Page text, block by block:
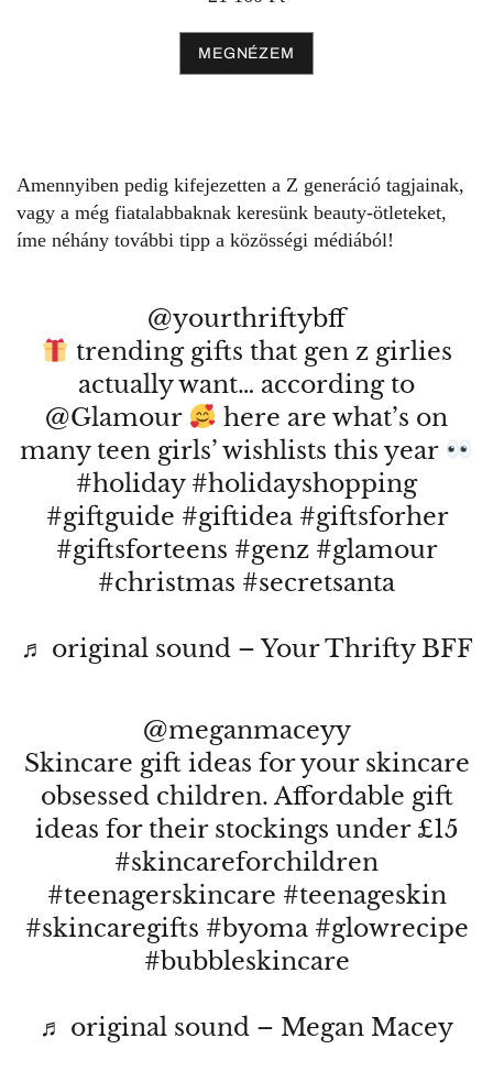
MEGNÉZEM
Amennyiben pedig kifejezetten a Z generáció tagjainak,
vagy a még fiatalabbaknak keresünk beauty-ötleteket,
íme néhány további tipp a közösségi médiából!
@yourthriftybff
trending gifts that gen z girlies
actually want… according to
@Glamour
here are what’s on
many teen girls’ wishlists this year
#holiday #holidayshopping
#giftguide #giftidea #giftsforher
#giftsforteens #genz #glamour
#christmas #secretsanta
♬ original sound – Your Thrifty BFF
@meganmaceyy
Skincare gift ideas for your skincare
obsessed children. Affordable gift
ideas for their stockings under £15
#skincareforchildren
#teenagerskincare #teenageskin
#skincaregifts #byoma #glowrecipe
#bubbleskincare
♬ original sound – Megan Macey